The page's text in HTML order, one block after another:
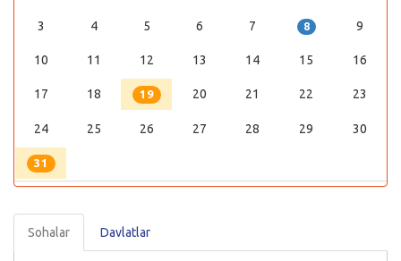
3 4 5 6 7 8 9
10 11 12 13 14 15 16
17 18 19 20 21 22 23
24 25 26 27 28 29 30
31
Sohalar Davlatlar